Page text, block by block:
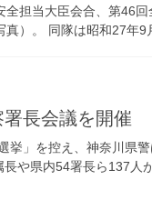
全担当大臣会合、第46
真）。 同隊は昭和27年
署長会議を開催
挙」を控え、神奈川県
や県内54署長ら137